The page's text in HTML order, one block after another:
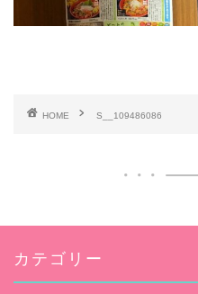
HOME S__109486086
カテゴリー